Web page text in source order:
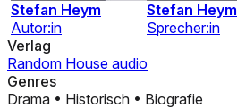
Stefan Heym
Autor:in
Stefan Heym
Sprecher:in
Verlag
Random House audio
Genres
Drama • Historisch • Biografie